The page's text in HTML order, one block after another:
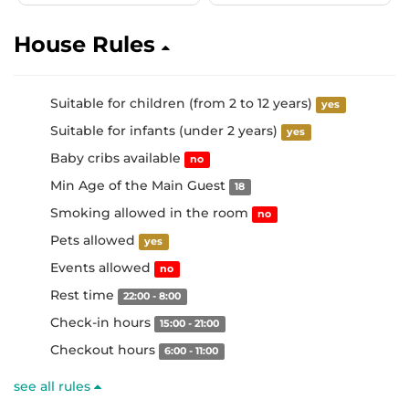
House Rules
Suitable for children (from 2 to 12 years) yes
Suitable for infants (under 2 years) yes
Baby cribs available no
Min Age of the Main Guest 18
Smoking allowed in the room no
Pets allowed yes
Events allowed no
Rest time 22:00 - 8:00
Check-in hours 15:00 - 21:00
Checkout hours 6:00 - 11:00
see all rules